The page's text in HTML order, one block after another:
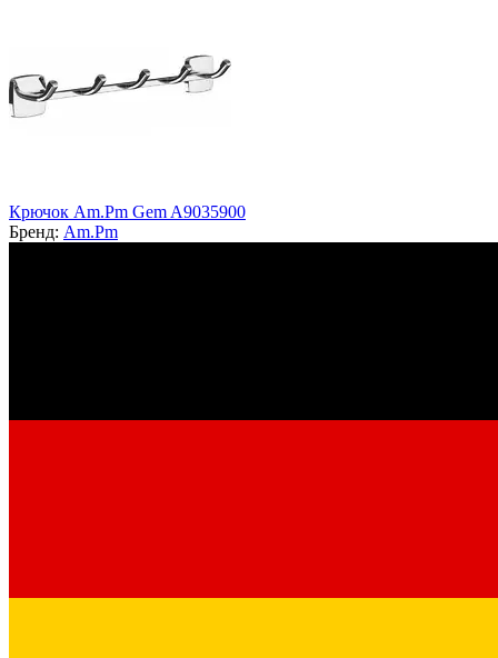
Крючок Am.Pm Gem A9035900
Бренд: Am.Pm